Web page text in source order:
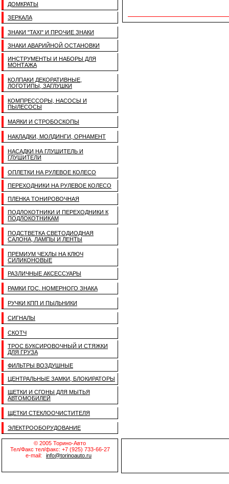
ДОМКРАТЫ
ЗЕРКАЛА
ЗНАКИ "TAXI" И ПРОЧИЕ ЗНАКИ
ЗНАКИ АВАРИЙНОЙ ОСТАНОВКИ
ИНСТРУМЕНТЫ И НАБОРЫ ДЛЯ
МОНТАЖА
КОЛПАКИ ДЕКОРАТИВНЫЕ,
ЛОГОТИПЫ, ЗАГЛУШКИ
КОМПРЕССОРЫ, НАСОСЫ И
ПЫЛЕСОСЫ
МАЯКИ И СТРОБОСКОПЫ
НАКЛАДКИ, МОЛДИНГИ, ОРНАМЕНТ
НАСАДКИ НА ГЛУШИТЕЛЬ И
ГЛУШИТЕЛИ
ОПЛЕТКИ НА РУЛЕВОЕ КОЛЕСО
ПЕРЕХОДНИКИ НА РУЛЕВОЕ КОЛЕСО
ПЛЕНКА ТОНИРОВОЧНАЯ
ПОДЛОКОТНИКИ И ПЕРЕХОДНИКИ К
ПОДЛОКОТНИКАМ
ПОДСТВЕТКА СВЕТОДИОДНАЯ
САЛОНА, ЛАМПЫ И ЛЕНТЫ
ПРЕМИУМ ЧЕХЛЫ НА КЛЮЧ
СИЛИКОНОВЫЕ
РАЗЛИЧНЫЕ АКСЕССУАРЫ
РАМКИ ГОС. НОМЕРНОГО ЗНАКА
РУЧКИ КПП И ПЫЛЬНИКИ
СИГНАЛЫ
СКОТЧ
ТРОС БУКСИРОВОЧНЫЙ И СТЯЖКИ
ДЛЯ ГРУЗА
ФИЛЬТРЫ ВОЗДУШНЫЕ
ЦЕНТРАЛЬНЫЕ ЗАМКИ, БЛОКИРАТОРЫ
ЩЕТКИ И СГОНЫ ДЛЯ МЫТЬЯ
АВТОМОБИЛЕЙ
ЩЕТКИ СТЕКЛООЧИСТИТЕЛЯ
ЭЛЕКТРООБОРУДОВАНИЕ
© 2005 Торино-Авто
Тел/Факс тел/факс: +7 (925) 733-66-27
e-mail:
info@torinoauto.ru